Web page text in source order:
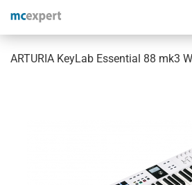
ARTURIA KeyLab Essential 88 mk3